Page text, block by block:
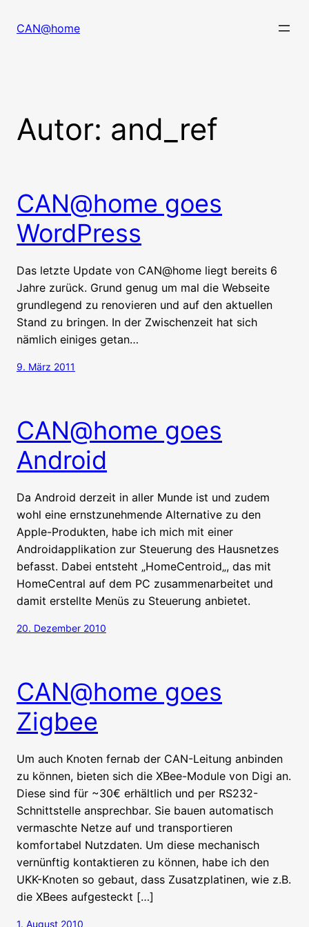
InhaltCAN@home
Autor: and_ref
CAN@home goes
WordPress
Das letzte Update von CAN@home liegt bereits 6
Jahre zurück. Grund genug um mal die Webseite
grundlegend zu renovieren und auf den aktuellen
Stand zu bringen. In der Zwischenzeit hat sich
nämlich einiges getan…
9. März 2011
CAN@home goes
Android
Da Android derzeit in aller Munde ist und zudem
wohl eine ernstzunehmende Alternative zu den
Apple-Produkten, habe ich mich mit einer
Androidapplikation zur Steuerung des Hausnetzes
befasst. Dabei entsteht „HomeCentroid„, das mit
HomeCentral auf dem PC zusammenarbeitet und
damit erstellte Menüs zu Steuerung anbietet.
20. Dezember 2010
CAN@home goes
Zigbee
Um auch Knoten fernab der CAN-Leitung anbinden
zu können, bieten sich die XBee-Module von Digi an.
Diese sind für ~30€ erhältlich und per RS232-
Schnittstelle ansprechbar. Sie bauen automatisch
vermaschte Netze auf und transportieren
komfortabel Nutzdaten. Um diese mechanisch
vernünftig kontaktieren zu können, habe ich den
UKK-Knoten so gebaut, dass Zusatzplatinen, wie z.B.
die XBees aufgesteckt […]
1. August 2010